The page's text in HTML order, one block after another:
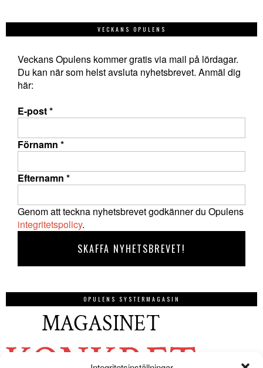
VECKANS OPULENS
Veckans Opulens kommer gratis via mail på lördagar.
Du kan när som helst avsluta nyhetsbrevet. Anmäl dig
här:
E-post*
Förnamn *
Efternamn *
Genom att teckna nyhetsbrevet godkänner du Opulens
integritetspolicy.
OPULENS SYSTERMAGASIN